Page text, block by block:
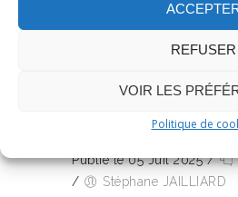
REFUSER
VOIR LES
Politique de
Publié le 05 Juil 2025 /
/
Stéphane JAILLIARD